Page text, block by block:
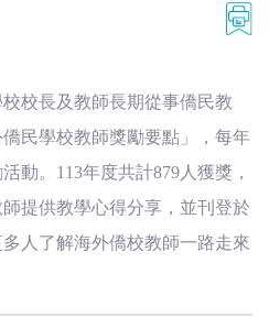
校長及教師長期從事僑民教
民學校教師獎勵要點」，每年
動。113年度共計879人獲獎，
提供教學心得分享，並刊登於
多人了解海外僑校教師一路走來